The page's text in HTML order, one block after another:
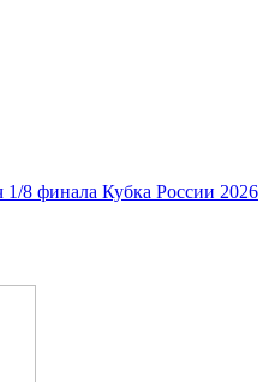
1/8 финала Кубка России 2026